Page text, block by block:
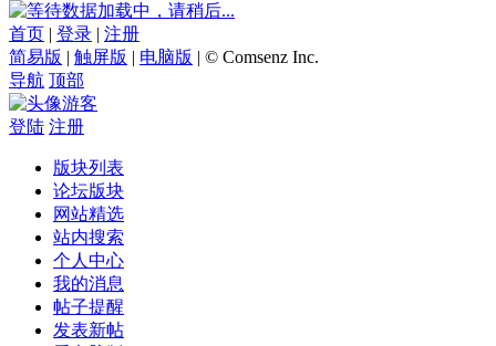
数据加载中，请稍后...
首页 | 登录 | 注册
简易版 | 触屏版 | 电脑版 | © Comsenz Inc.
导航 顶部
游客
登陆 注册
版块列表
论坛版块
网站精选
站内搜索
个人中心
我的消息
帖子提醒
发表新帖